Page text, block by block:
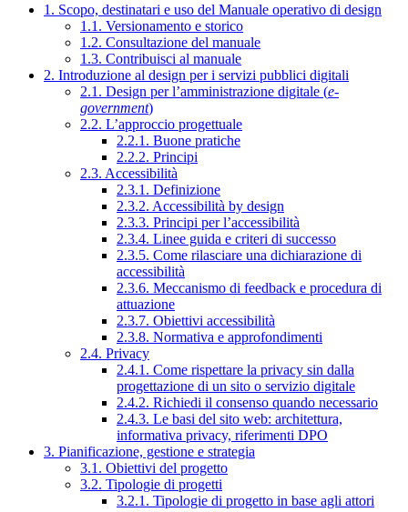
1. Scopo, destinatari e uso del Manuale operativo di design
1.1. Versionamento e storico
1.2. Consultazione del manuale
1.3. Contribuisci al manuale
2. Introduzione al design per i servizi pubblici digitali
2.1. Design per l’amministrazione digitale (e-
government)
2.2. L’approccio progettuale
2.2.1. Buone pratiche
2.2.2. Principi
2.3. Accessibilità
2.3.1. Definizione
2.3.2. Accessibilità by design
2.3.3. Principi per l’accessibilità
2.3.4. Linee guida e criteri di successo
2.3.5. Come rilasciare una dichiarazione di
accessibilità
2.3.6. Meccanismo di feedback e procedura di
attuazione
2.3.7. Obiettivi accessibilità
2.3.8. Normativa e approfondimenti
2.4. Privacy
2.4.1. Come rispettare la privacy sin dalla
progettazione di un sito o servizio digitale
2.4.2. Richiedi il consenso quando necessario
2.4.3. Le basi del sito web: architettura,
informativa privacy, riferimenti DPO
3. Pianificazione, gestione e strategia
3.1. Obiettivi del progetto
3.2. Tipologie di progetti
3.2.1. Tipologie di progetto in base agli attori